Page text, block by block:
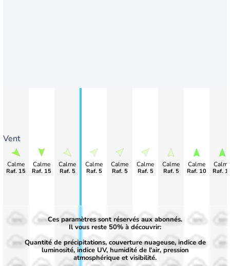
Vent
Calme
Raf. 15
Calme
Raf. 15
Calme
Raf. 5
Calme
Raf. 5
Calme
Raf. 5
Calme
Raf. 5
Calme
Raf. 5
Calme
Raf. 10 Raf.
50%
30%
50%
30%
50%
30%
50%
30%
50%
30%
50%
30%
50%
30%
Ces paramètres sont réservés aux abonnés.
Il vous reste 50% à découvrir:
Quantité de précipitations, couverture nuageuse, indice de
luminosité, indice UV, humidité de l'air, pression
atmosphérique et visibilité.